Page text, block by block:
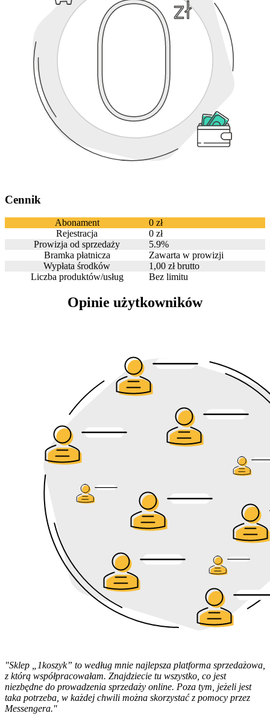
Cennik
Abonament
0 zł
Rejestracja
0 zł
Prowizja od sprzedaży
5.9%
Bramka płatnicza
Zawarta w prowizji
Wypłata środków
1,00 zł brutto
Liczba produktów/usług
Bez limitu
Opinie użytkowników
"Sklep „1koszyk” to według mnie najlepsza platforma sprzedażowa,
z którą współpracowałam. Znajdziecie tu wszystko, co jest
niezbędne do prowadzenia sprzedaży online. Poza tym, jeżeli jest
taka potrzeba, w każdej chwili można skorzystać z pomocy przez
Messengera."